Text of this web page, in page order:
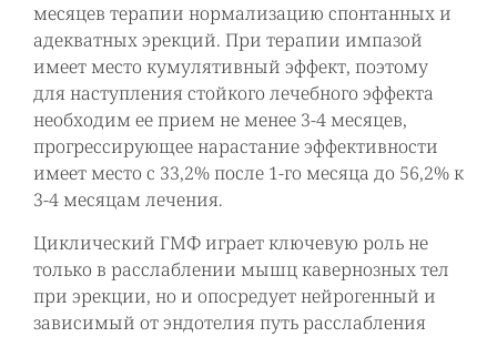
месяцев терапии нормализацию спонтанных и
адекватных эрекций. При терапии импазой
имеет место кумулятивный эффект, поэтому
для наступления стойкого лечебного эффекта
необходим ее прием не менее 3-4 месяцев,
прогрессирующее нарастание эффективности
имеет место с 33,2% после 1-го месяца до 56,2% к
3-4 месяцам лечения.
Циклический ГМФ играет ключевую роль не
только в расслаблении мышц кавернозных тел
при эрекции, но и опосредует нейрогенный и
зависимый от эндотелия путь расслабления